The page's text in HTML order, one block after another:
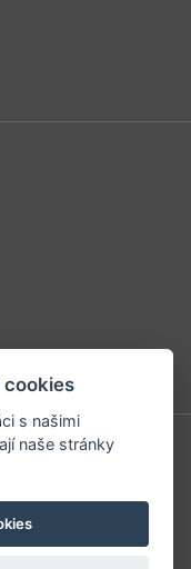
cookies
s našimi
naše stránky